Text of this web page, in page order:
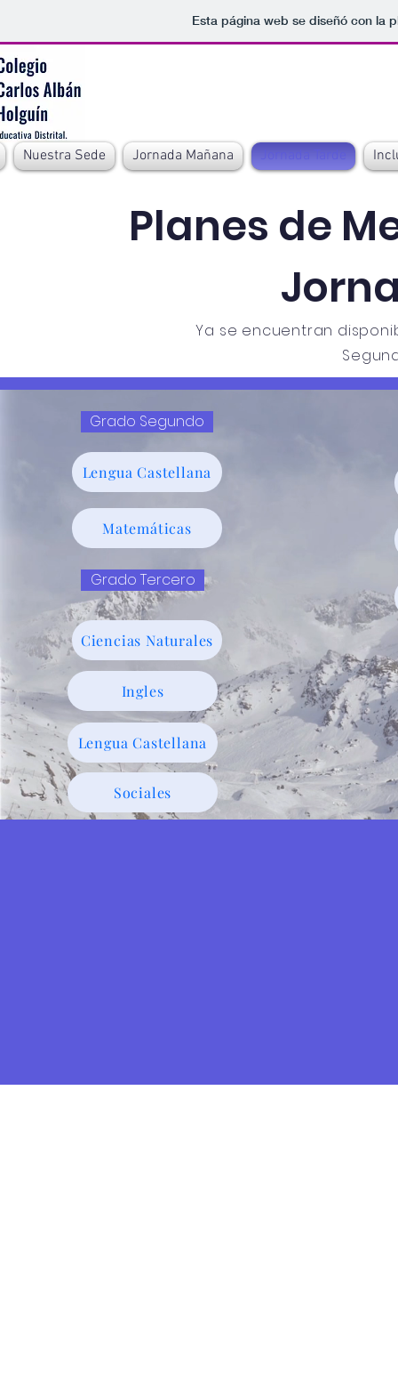
Esta página web se diseñó con la
Nuestra Sede Jornada Mañana
Planes de
Ya se encuentran
Grado Segundo
Lengua Castellana
Matemáticas
Grado Tercero
Ciencias Naturales
Ingles
Lengua Castellana
Sociales